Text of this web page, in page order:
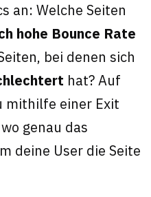
an: Welche Seiten
hohe Bounce Rate
bei denen sich
hat? Auf
mithilfe einer Exit
genau das
deine User die Seite